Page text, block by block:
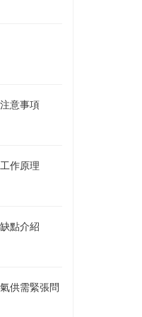
意事項
作原理
點介紹
供需緊張問